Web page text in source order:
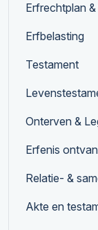
Erfrechtplan
Erfbelasting
Testament
Onterven &
Erfenis
Relatie- &
Akte en